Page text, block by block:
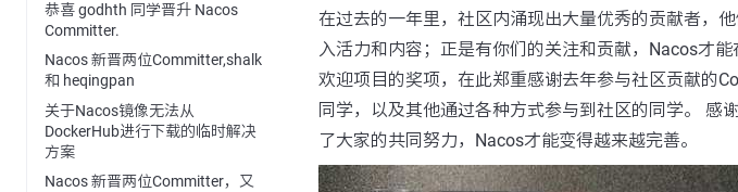
恭喜 godhth 同学晋升 Nacos
Committer.
Nacos 新晋两位Committer,shalk
和 heqingpan
关于Nacos镜像无法从
DockerHub进行下载的临时解决
方案
Nacos 新晋两位Committer，又
在过去的一年里，社区内涌现出大量优秀的贡献者，
入活力和内容；正是有你们的关注和贡献，Nacos才
欢迎项目的奖项，在此郑重感谢去年参与社区贡献的
同学，以及其他通过各种方式参与到社区的同学。 感
了大家的共同努力，Nacos才能变得越来越完善。